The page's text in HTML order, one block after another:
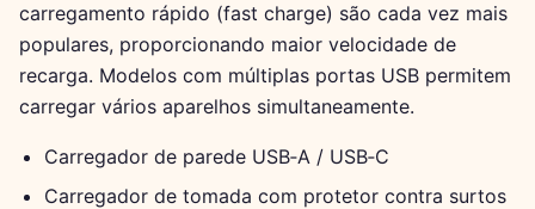
carregamento rápido (fast charge) são cada vez mais
populares, proporcionando maior velocidade de
recarga. Modelos com múltiplas portas USB permitem
carregar vários aparelhos simultaneamente.
Carregador de parede USB‑A / USB‑C
Carregador de tomada com protetor contra surtos